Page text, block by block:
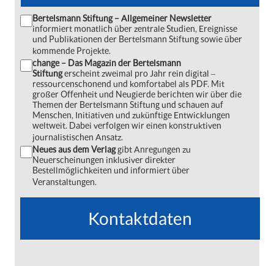
Bertelsmann Stiftung – Allgemeiner Newsletter
informiert monatlich über zentrale Studien, Ereignisse
und Publikationen der Bertelsmann Stiftung sowie über
kommende Projekte.
change – Das Magazin der Bertelsmann
Stiftungerscheint zweimal pro Jahr rein digital ‒
ressourcenschonend und komfortabel als PDF. Mit
großer Offenheit und Neugierde berichten wir über die
Themen der Bertelsmann Stiftung und schauen auf
Menschen, Initiativen und zukünftige Entwicklungen
weltweit. Dabei verfolgen wir einen konstruktiven
journalistischen Ansatz.
Neues aus dem Verlaggibt Anregungen zu
Neuerscheinungen inklusiver direkter
Bestellmöglichkeiten und informiert über
Veranstaltungen.
Kontaktdaten